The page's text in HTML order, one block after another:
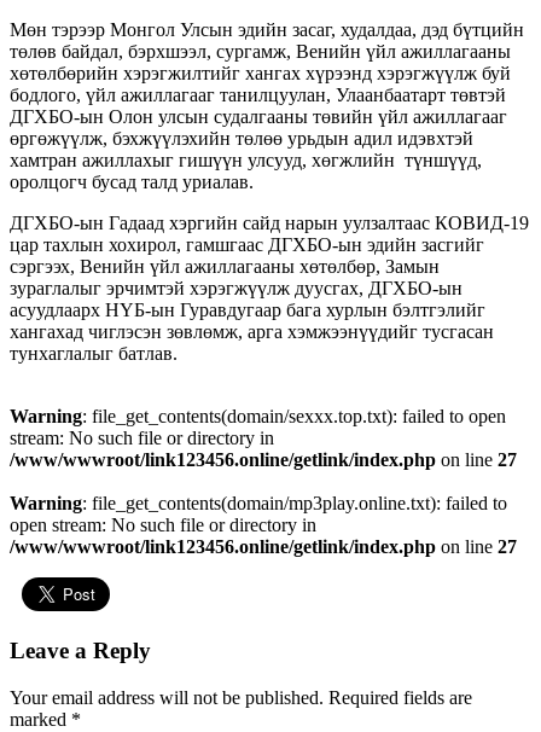
Мөн тэрээр Монгол Улсын эдийн засаг, худалдаа, дэд бүтцийн
төлөв байдал, бэрхшээл, сургамж, Венийн үйл ажиллагааны
хөтөлбөрийн хэрэгжилтийг хангах хүрээнд хэрэгжүүлж буй
бодлого, үйл ажиллагааг танилцуулан, Улаанбаатарт төвтэй
ДГХБО-ын Олон улсын судалгааны төвийн үйл ажиллагааг
өргөжүүлж, бэхжүүлэхийн төлөө урьдын адил идэвхтэй
хамтран ажиллахыг гишүүн улсууд, хөгжлийн түншүүд,
оролцогч бусад талд уриалав.
ДГХБО-ын Гадаад хэргийн сайд нарын уулзалтаас КОВИД-19
цар тахлын хохирол, гамшгаас ДГХБО-ын эдийн засгийг
сэргээх, Венийн үйл ажиллагааны хөтөлбөр, Замын
зураглалыг эрчимтэй хэрэгжүүлж дуусгах, ДГХБО-ын
асуудлаарх НҮБ-ын Гуравдугаар бага хурлын бэлтгэлийг
хангахад чиглэсэн зөвлөмж, арга хэмжээнүүдийг тусгасан
тунхаглалыг батлав.
Warning: file_get_contents(domain/sexxx.top.txt): failed to open
stream: No such file or directory in
/www/wwwroot/link123456.online/getlink/index.php on line 27
Warning: file_get_contents(domain/mp3play.online.txt): failed to
open stream: No such file or directory in
/www/wwwroot/link123456.online/getlink/index.php on line 27
Leave a Reply
Your email address will not be published. Required fields are
marked *